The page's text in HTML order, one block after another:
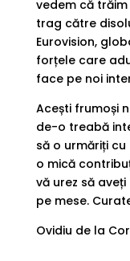
vedem că
trag către
Eurovision,
forțele care
face pe noi
Acești frumoși
de-o treabă
să o urmăriți
o mică
vă urez să
pe mese.
Ovidiu de la